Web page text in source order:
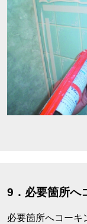
9．必要箇所へ
必要箇所へコーキ